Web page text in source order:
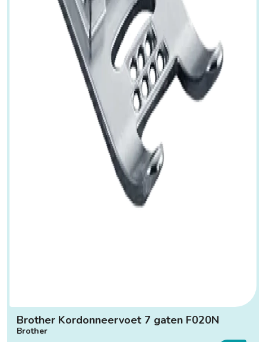
Brother Kordonneervoet 7 gaten F020N
Brother